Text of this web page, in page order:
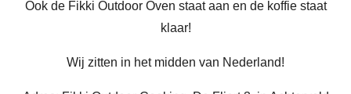
Ook de Fikki Outdoor Oven staat aan en de koffie staat
klaar!
Wij zitten in het midden van Nederland!